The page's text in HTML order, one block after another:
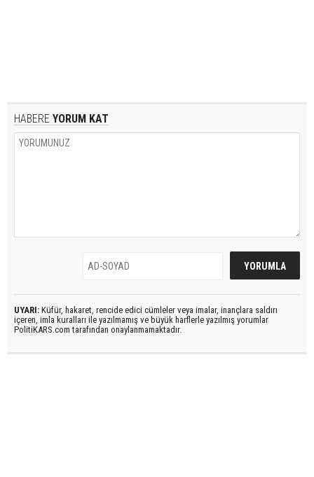
HABERE YORUM KAT
UYARI: Küfür, hakaret, rencide edici cümleler veya imalar, inançlara saldırı
içeren, imla kuralları ile yazılmamış ve büyük harflerle yazılmış yorumlar
PolitiKARS.com tarafından onaylanmamaktadır.